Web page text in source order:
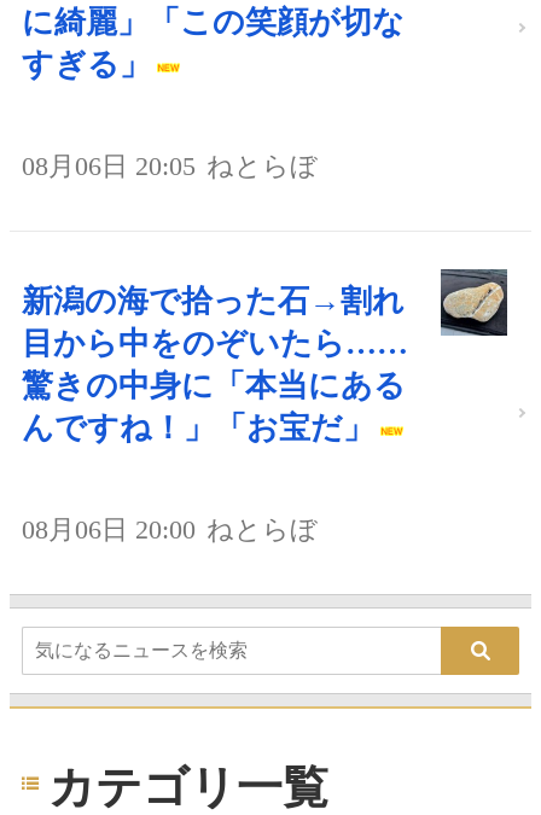
に綺麗」「この笑顔が切な
すぎる」
08月06日 20:05 ねとらぼ
新潟の海で拾った石→割れ
目から中をのぞいたら……
驚きの中身に「本当にある
んですね！」「お宝だ」
08月06日 20:00 ねとらぼ
カテゴリ一覧